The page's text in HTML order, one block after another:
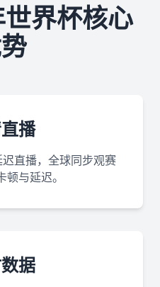
界杯核心
播
直播，全球同步观赛
与延迟。
据